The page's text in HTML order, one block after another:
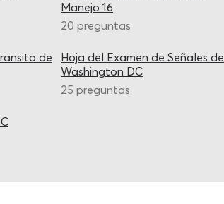
Manejo 16
20 preguntas
de
Hoja del Examen de Señales de
Washington DC
25 preguntas